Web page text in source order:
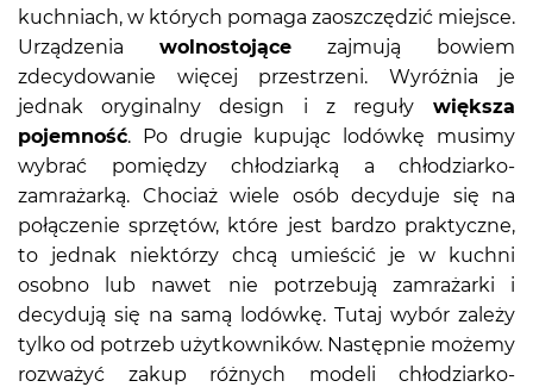
kuchniach, w których pomaga zaoszczędzić miejsce.
Urządzenia wolnostojące zajmują bowiem
zdecydowanie więcej przestrzeni. Wyróżnia je
jednak oryginalny design i z reguływiększa
pojemność. Po drugie kupując lodówkę musimy
wybrać pomiędzy chłodziarką a chłodziarko-
zamrażarką. Chociaż wiele osób decyduje się na
połączenie sprzętów, które jest bardzo praktyczne,
to jednak niektórzy chcą umieścić je w kuchni
osobno lub nawet nie potrzebują zamrażarki i
decydują się na samą lodówkę. Tutaj wybór zależy
tylko od potrzeb użytkowników. Następnie możemy
rozważyć zakup różnych modeli chłodziarko-